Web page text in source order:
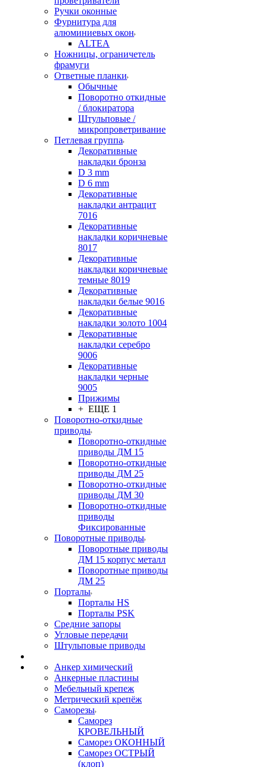
Ручки оконные
Фурнитура для
алюминиевых окон
ALTEA
Ножницы, ограничетель
фрамуги
Ответные планки
Обычные
Поворотно откидные
/ блокиратора
Штульповые /
микропроветривание
Петлевая группа
Декоративные
накладки бронза
D 3 mm
D 6 mm
Декоративные
накладки антрацит
7016
Декоративные
накладки коричневые
8017
Декоративные
накладки коричневые
темные 8019
Декоративные
накладки белые 9016
Декоративные
накладки золото 1004
Декоративные
накладки серебро
9006
Декоративные
накладки черные
9005
Прижимы
+ ЕЩЕ 1
Поворотно-откидные
приводы
Поворотно-откидные
приводы ДМ 15
Поворотно-откидные
приводы ДМ 25
Поворотно-откидные
приводы ДМ 30
Поворотно-откидные
приводы
Фиксированные
Поворотные приводы
Поворотные приводы
ДМ 15 корпус металл
Поворотные приводы
ДМ 25
Порталы
Порталы HS
Порталы PSK
Средние запоры
Угловые передачи
Штульповые приводы
Анкер химический
Анкерные пластины
Мебельный крепеж
Метрический крепёж
Саморезы
Саморез
КРОВЕЛЬНЫЙ
Саморез ОКОННЫЙ
Саморез ОСТРЫЙ
(клоп)